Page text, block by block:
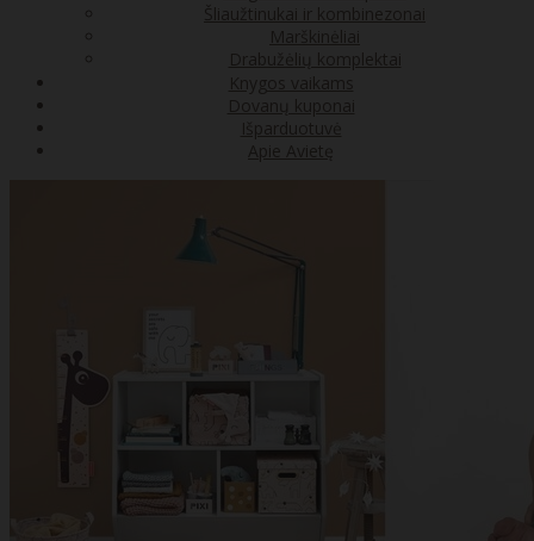
Šliaužtinukai ir kombinezonai
Marškinėliai
Drabužėlių komplektai
Knygos vaikams
Dovanų kuponai
Išparduotuvė
Apie Avietę